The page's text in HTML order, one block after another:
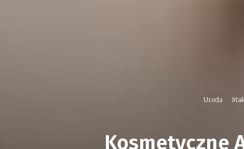
Uroda
Kosmetyczne